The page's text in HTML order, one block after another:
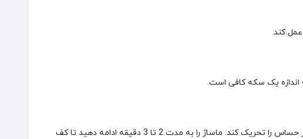
کند.
اندازه یک سکه کافی است.
شامپو را به‌آرامی روی پوست سر و موها ماساژ دهید. از حرکات مالشی خشن خودداری کنید، زیرا این کار می‌تواند پوست سر حساس را تحریک کند. ماساژ را به مدت 2 تا 3 دقیقه ادامه دهید تا کف